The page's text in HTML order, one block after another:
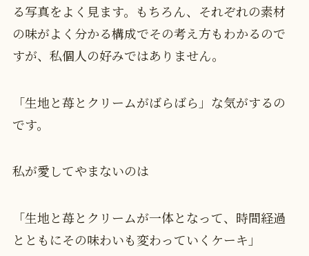
る写真をよく見ます。もちろん、それぞれの素材
の味がよく分かる構成でその考え方もわかるので
すが、私個人の好みではありません。
「生地と苺とクリームがばらばら」な気がするの
です。
私が愛してやまないのは
「生地と苺とクリームが一体となって、時間経過
とともにその味わいも変わっていくケーキ」